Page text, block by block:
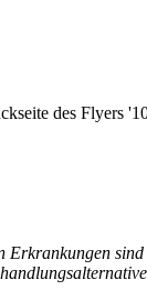
des Flyers
Erkrankungen